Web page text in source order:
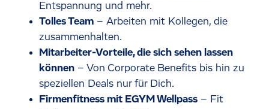
Entspannung und mehr.
Tolles Team – Arbeiten mit Kollegen, die
zusammenhalten.
Mitarbeiter-Vorteile, die sich sehen lassen
können – Von Corporate Benefits bis hin zu
speziellen Deals nur für Dich.
Firmenfitness mit EGYM Wellpass – Fit